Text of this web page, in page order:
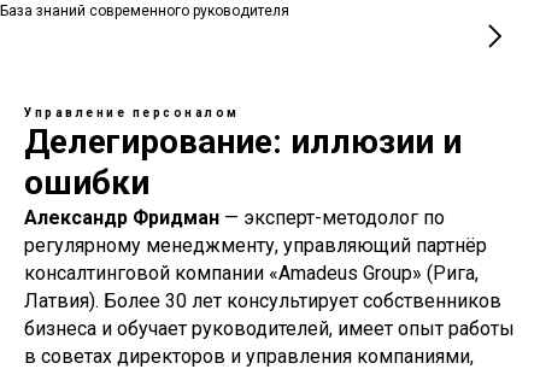
База знаний современного руководителя
Управление персоналом
Делегирование: иллюзии и
ошибки
Александр Фридман — эксперт-методолог по
регулярному менеджменту, управляющий партнёр
консалтинговой компании «Amadeus Group» (Рига,
Латвия). Более 30 лет консультирует собственников
бизнеса и обучает руководителей, имеет опыт работы
в советах директоров и управления компаниями,